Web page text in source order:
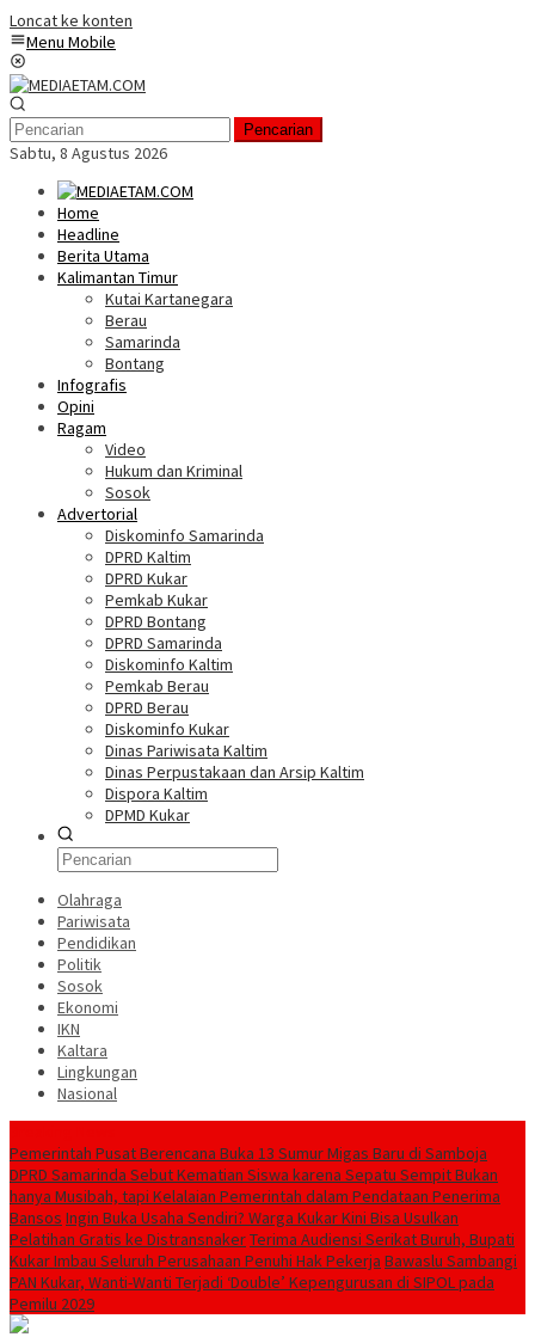
Loncat ke konten
Menu Mobile
Pencarian
Sabtu, 8 Agustus 2026
Home
Headline
Berita Utama
Kalimantan Timur
Kutai Kartanegara
Berau
Samarinda
Bontang
Infografis
Opini
Ragam
Video
Hukum dan Kriminal
Sosok
Advertorial
Diskominfo Samarinda
DPRD Kaltim
DPRD Kukar
Pemkab Kukar
DPRD Bontang
DPRD Samarinda
Diskominfo Kaltim
Pemkab Berau
DPRD Berau
Diskominfo Kukar
Dinas Pariwisata Kaltim
Dinas Perpustakaan dan Arsip Kaltim
Dispora Kaltim
DPMD Kukar
Olahraga
Pariwisata
Pendidikan
Politik
Sosok
Ekonomi
IKN
Kaltara
Lingkungan
Nasional
Pemerintah Pusat Berencana Buka 13 Sumur Migas Baru di Samboja
DPRD Samarinda Sebut Kematian Siswa karena Sepatu Sempit Bukan
hanya Musibah, tapi Kelalaian Pemerintah dalam Pendataan Penerima
Bansos Ingin Buka Usaha Sendiri? Warga Kukar Kini Bisa Usulkan
Pelatihan Gratis ke DistransnakerTerima Audiensi Serikat Buruh, Bupati
Kukar Imbau Seluruh Perusahaan Penuhi Hak Pekerja Bawaslu Sambangi
PAN Kukar, Wanti-Wanti Terjadi ‘Double’ Kepengurusan di SIPOL pada
Pemilu 2029